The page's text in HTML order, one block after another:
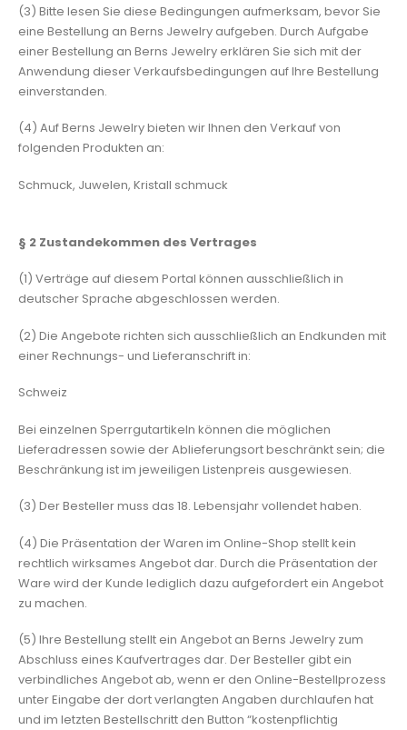
(3) Bitte lesen Sie diese Bedingungen aufmerksam, bevor Sie
eine Bestellung an Berns Jewelry aufgeben. Durch Aufgabe
einer Bestellung an Berns Jewelry erklären Sie sich mit der
Anwendung dieser Verkaufsbedingungen auf Ihre Bestellung
einverstanden.
(4) Auf Berns Jewelry bieten wir Ihnen den Verkauf von
folgenden Produkten an:
Schmuck, Juwelen, Kristall schmuck
§ 2 Zustandekommen des Vertrages
(1) Verträge auf diesem Portal können ausschließlich in
deutscher Sprache abgeschlossen werden.
(2) Die Angebote richten sich ausschließlich an Endkunden mit
einer Rechnungs- und Lieferanschrift in:
Schweiz
Bei einzelnen Sperrgutartikeln können die möglichen
Lieferadressen sowie der Ablieferungsort beschränkt sein; die
Beschränkung ist im jeweiligen Listenpreis ausgewiesen.
(3) Der Besteller muss das 18. Lebensjahr vollendet haben.
(4) Die Präsentation der Waren im Online-Shop stellt kein
rechtlich wirksames Angebot dar. Durch die Präsentation der
Ware wird der Kunde lediglich dazu aufgefordert ein Angebot
zu machen.
(5) Ihre Bestellung stellt ein Angebot an Berns Jewelry zum
Abschluss eines Kaufvertrages dar. Der Besteller gibt ein
verbindliches Angebot ab, wenn er den Online-Bestellprozess
unter Eingabe der dort verlangten Angaben durchlaufen hat
und im letzten Bestellschritt den Button “kostenpflichtig